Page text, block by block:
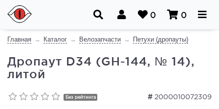
0 0
Главная Каталог Велозапчасти Петухи (дропауты)
Дропаут D34 (GH-144, № 14),
литой
# 2000010072309
Без рейтинга